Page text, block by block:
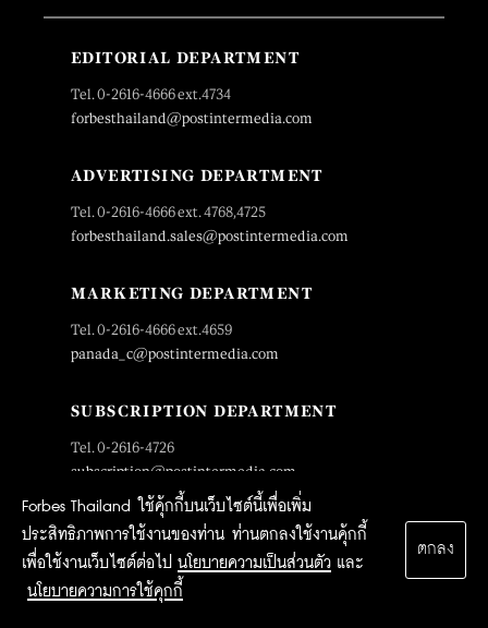
Forbes Thailand ใช้คุ้กกี้บนเว็บไซต์นี้เพื่อเพิ่ม
ประสิทธิภาพการใช้งานของท่าน ท่านตกลงใช้งานคุ้กกี้
เพื่อใช้งานเว็บไซต์ต่อไป นโยบายความเป็นส่วนตัว และ
นโยบายความการใช้คุกกี้
ตกลง
EDITORIAL DEPARTMENT
Tel. 0-2616-4666 ext.4734
forbesthailand@postintermedia.com
ADVERTISING DEPARTMENT
Tel. 0-2616-4666 ext. 4768,4725
forbesthailand.sales@postintermedia.com
MARKETING DEPARTMENT
Tel. 0-2616-4666 ext.4659
panada_c@postintermedia.com
SUBSCRIPTION DEPARTMENT
Tel. 0-2616-4726
subscription@postintermedia.com
OUR SITES
News